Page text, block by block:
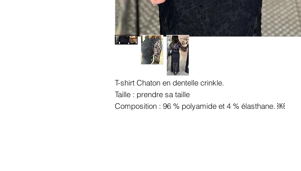
T-shirt Chaton en dentelle crinkle.
Taille : prendre sa taille
Composition : 96 % polyamide et 4 % élasthane. ￼